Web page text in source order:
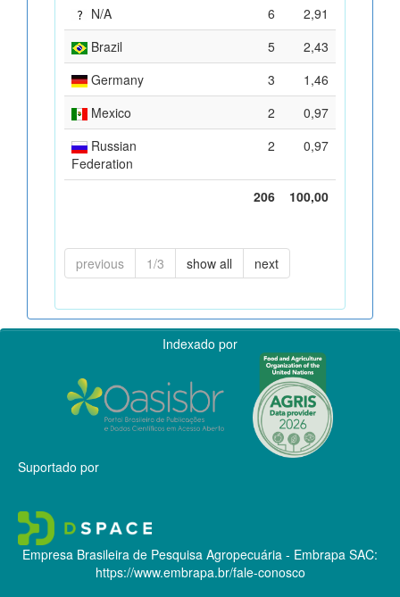
N/A
6
2,91
Brazil
5
2,43
Germany
3
1,46
Mexico
2
0,97
Russian
Federation
2 0,97
206 100,00
previous 1/3 show all next
Indexado por
Suportado por
Empresa Brasileira de Pesquisa Agropecuária - Embrapa SAC:
https://www.embrapa.br/fale-conosco